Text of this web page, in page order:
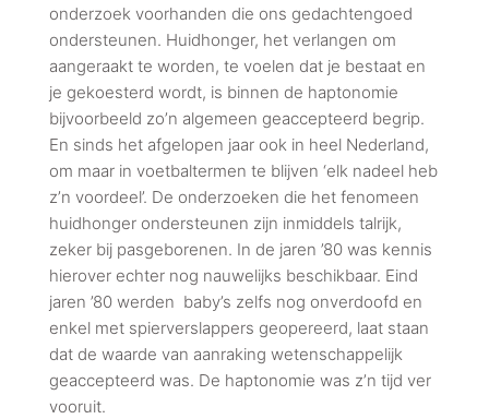
onderzoek voorhanden die ons gedachtengoed
ondersteunen. Huidhonger, het verlangen om
aangeraakt te worden, te voelen dat je bestaat en
je gekoesterd wordt, is binnen de haptonomie
bijvoorbeeld zo’n algemeen geaccepteerd begrip.
En sinds het afgelopen jaar ook in heel Nederland,
om maar in voetbaltermen te blijven ‘elk nadeel heb
z’n voordeel’. De onderzoeken die het fenomeen
huidhonger ondersteunen zijn inmiddels talrijk,
zeker bij pasgeborenen. In de jaren ’80 was kennis
hierover echter nog nauwelijks beschikbaar. Eind
jaren ’80 werden baby’s zelfs nog onverdoofd en
enkel met spierverslappers geopereerd, laat staan
dat de waarde van aanraking wetenschappelijk
geaccepteerd was. De haptonomie was z’n tijd ver
vooruit.